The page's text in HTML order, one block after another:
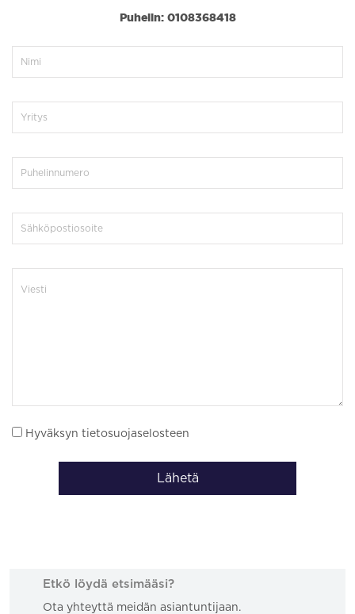
Puhelin: 0108368418
Hyväksyn tietosuojaselosteen
Lähetä
Etkö löydä etsimääsi?
Ota yhteyttä meidän asiantuntijaan.